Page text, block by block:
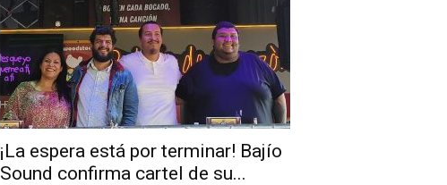
¡La espera está por terminar! Bajío
Sound confirma cartel de su...